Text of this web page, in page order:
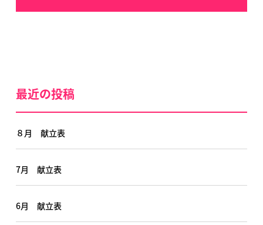
最近の投稿
８月 献立表
7月 献立表
6月 献立表